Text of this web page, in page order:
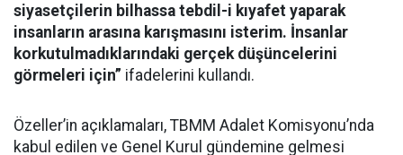
siyasetçilerin bilhassa tebdil-i kıyafet yaparak
insanların arasına karışmasını isterim. İnsanlar
korkutulmadıklarındaki gerçek düşüncelerini
görmeleri için” ifadelerini kullandı.
Özeller’in açıklamaları, TBMM Adalet Komisyonu’nda
kabul edilen ve Genel Kurul gündemine gelmesi